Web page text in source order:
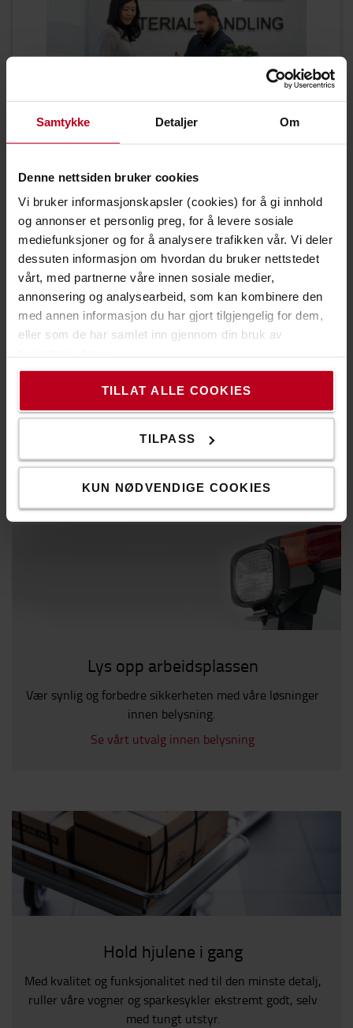
Samtykke Detaljer Om
Denne nettsiden bruker cookies
Vi bruker informasjonskapsler (cookies) for å gi innhold
og annonser et personlig preg, for å levere sosiale
mediefunksjoner og for å analysere trafikken vår. Vi deler
dessuten informasjon om hvordan du bruker nettstedet
vårt, med partnerne våre innen sosiale medier,
annonsering og analysearbeid, som kan kombinere den
med annen informasjon du har gjort tilgjengelig for dem,
eller som de har samlet inn gjennom din bruk av
TILLAT ALLE COOKIES
TILPASS
KUN NØDVENDIGE COOKIES
rådgivning?
Vi er her for å hjelpe deg!
KONTAKT OSS
ANBEFALTE PRODUKTER
POPULÆRE PRODUKTER
Lys opp arbeidsplassen
Vær synlig og forbedre sikkerheten med våre løsninger
innen belysning.
Se vårt utvalg innen belysning
Hold hjulene i gang
Med kvalitet og funksjonalitet ned til den minste detalj,
ruller våre vogner og sparkesykler ekstremt godt, selv
med tungt utstyr.